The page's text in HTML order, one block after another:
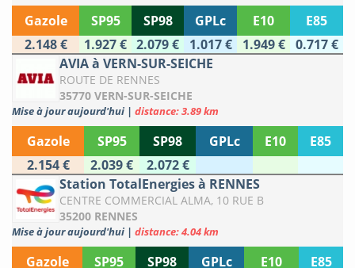
Gazole SP95 SP98 GPLc E10
E85
2.148 €
1.927 € 2.079 € 1.017 € 1.949 €
0.717 €
AVIA à VERN-SUR-SEICHE
ROUTE DE RENNES
35770 VERN-SUR-SEICHE
Mise à jour aujourd'hui | distance: 3.89 km
Gazole SP95 SP98 GPLc E10
E85
2.154 €
2.039 €
2.072 €
Station TotalEnergies à RENNES
CENTRE COMMERCIAL ALMA, 10 RUE B
35200 RENNES
Mise à jour aujourd'hui | distance: 4.04 km
Gazole SP95 SP98 GPLc E10
E85